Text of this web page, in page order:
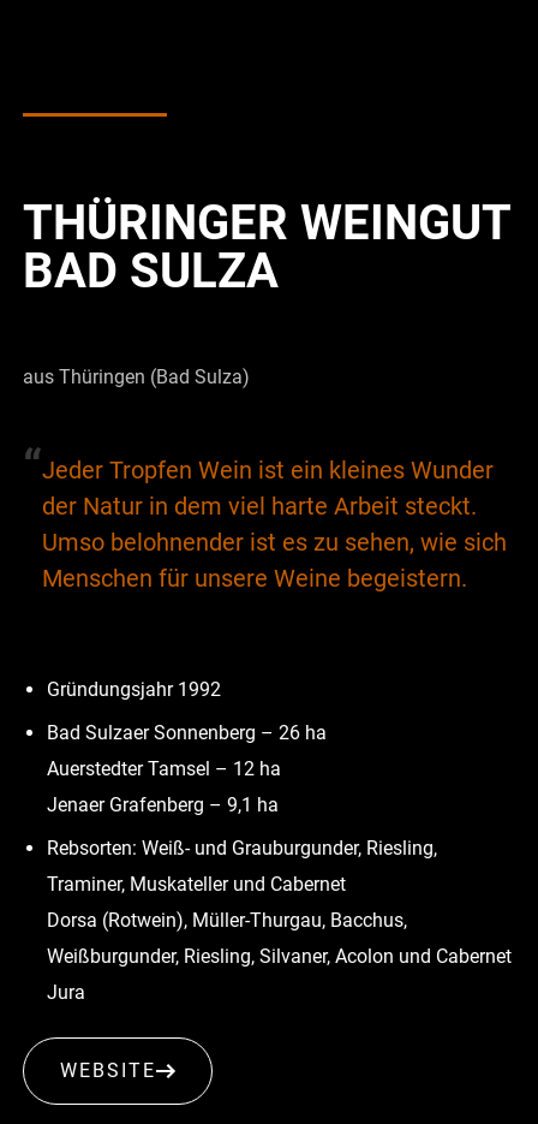
THÜRINGER WEINGUT
BAD SULZA
aus Thüringen (Bad Sulza)
“Jeder Tropfen Wein ist ein kleines Wunder
der Natur in dem viel harte Arbeit steckt.
Umso belohnender ist es zu sehen, wie sich
Menschen für unsere Weine begeistern.
Gründungsjahr 1992
Bad Sulzaer Sonnenberg – 26 ha
Auerstedter Tamsel – 12 ha
Jenaer Grafenberg – 9,1 ha
Rebsorten: Weiß- und Grauburgunder, Riesling,
Traminer, Muskateller und Cabernet
Dorsa (Rotwein), Müller-Thurgau, Bacchus,
Weißburgunder, Riesling, Silvaner, Acolon und Cabernet
Jura
WEBSITE